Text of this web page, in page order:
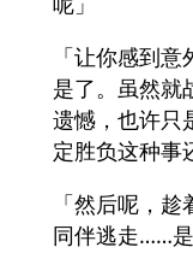
「让你感到
是了。虽然就
遗憾，也许只
定胜负这种事
「然后呢，
同伴逃走……